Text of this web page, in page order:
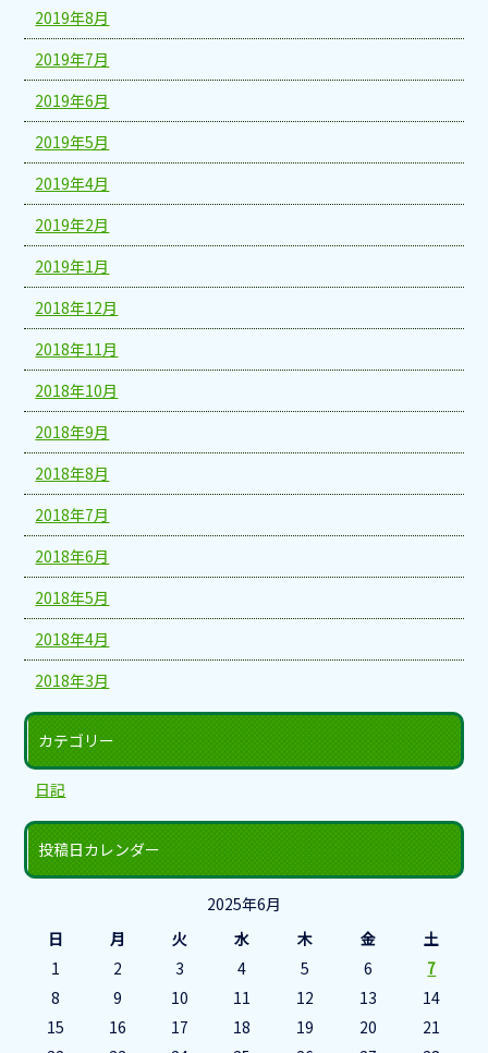
2019年8月
2019年7月
2019年6月
2019年5月
2019年4月
2019年2月
2019年1月
2018年12月
2018年11月
2018年10月
2018年9月
2018年8月
2018年7月
2018年6月
2018年5月
2018年4月
2018年3月
カテゴリー
日記
投稿日カレンダー
2025年6月
日
月 火 水 木 金
土
1
2 3 4 5 6
7
8
9 10 11 12 13
14
15
16 17 18 19 20
21